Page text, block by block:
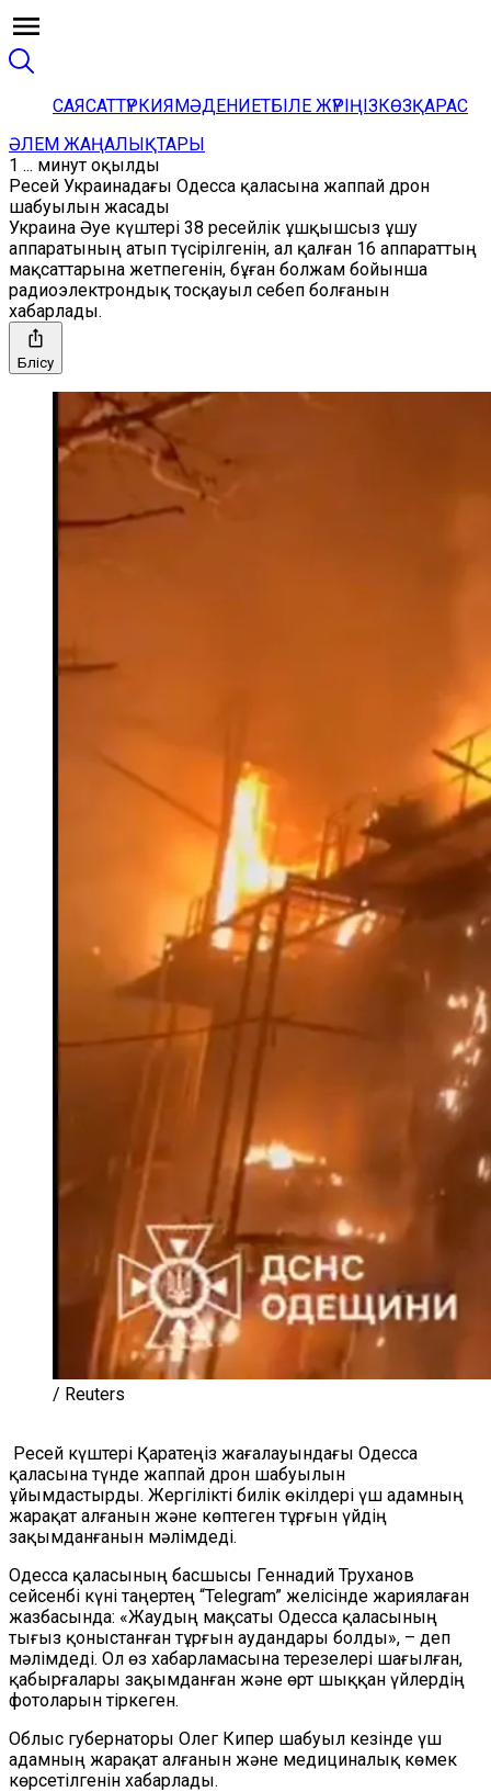
САЯСАТТҮРКИЯМӘДЕНИЕТБІЛЕ ЖҮРІҢІЗКӨЗҚАРАС
ӘЛЕМ ЖАҢАЛЫҚТАРЫ
1 ... минут оқылды
Ресей Украинадағы Одесса қаласына жаппай дрон
шабуылын жасады
Украина Әуе күштері 38 ресейлік ұшқышсыз ұшу
аппаратының атып түсірілгенін, ал қалған 16 аппараттың
мақсаттарына жетпегенін, бұған болжам бойынша
радиоэлектрондық тосқауыл себеп болғанын
хабарлады.
Бөлісу
/ Reuters
Ресей күштері Қаратеңіз жағалауындағы Одесса
қаласына түнде жаппай дрон шабуылын
ұйымдастырды. Жергілікті билік өкілдері үш адамның
жарақат алғанын және көптеген тұрғын үйдің
зақымданғанын мәлімдеді.
Одесса қаласының басшысы Геннадий Труханов
сейсенбі күні таңертең “Telegram” желісінде жариялаған
жазбасында: «Жаудың мақсаты Одесса қаласының
тығыз қоныстанған тұрғын аудандары болды», – деп
мәлімдеді. Ол өз хабарламасына терезелері шағылған,
қабырғалары зақымданған және өрт шыққан үйлердің
фотоларын тіркеген.
Облыс губернаторы Олег Кипер шабуыл кезінде үш
адамның жарақат алғанын және медициналық көмек
көрсетілгенін хабарлады.